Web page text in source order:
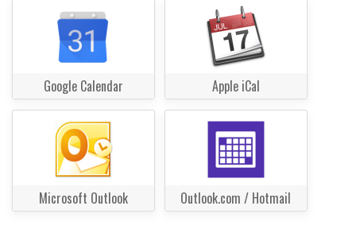
Google Calendar Apple iCal
Microsoft Outlook Outlook.com / Hotmail